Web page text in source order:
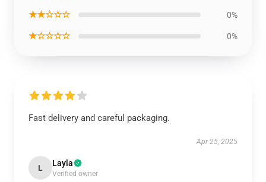
★★☆☆☆ 0%
★☆☆☆☆ 0%
Fast delivery and careful packaging.
Apr 25, 2025
L Layla
Verified owner